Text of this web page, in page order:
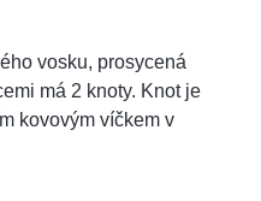
vosku, prosycená
má 2 knoty. Knot je
kovovým víčkem v